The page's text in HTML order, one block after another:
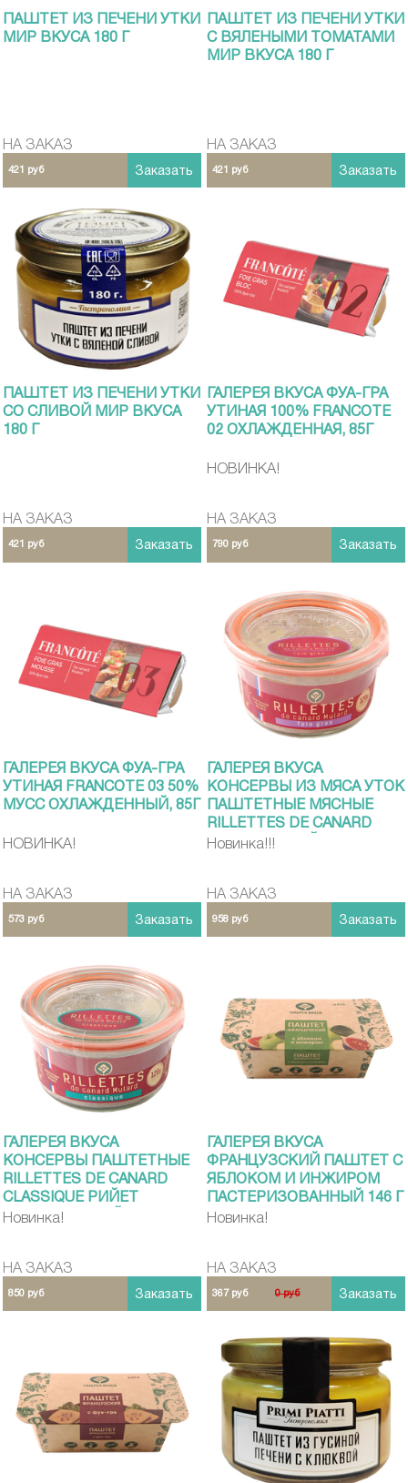
ПАШТЕТ ИЗ ПЕЧЕНИ УТКИ
МИР ВКУСА 180 Г
НА ЗАКАЗ
421 руб Заказать
ПАШТЕТ ИЗ ПЕЧЕНИ УТКИ
С ВЯЛЕНЫМИ ТОМАТАМИ
МИР ВКУСА 180 Г
НА ЗАКАЗ
421 руб Заказать
ПАШТЕТ ИЗ ПЕЧЕНИ УТКИ
СО СЛИВОЙ МИР ВКУСА
180 Г
НА ЗАКАЗ
421 руб Заказать
ГАЛЕРЕЯ ВКУСА ФУА-ГРА
УТИНАЯ 100% FRANCOTE
02 ОХЛАЖДЕННАЯ, 85Г
НОВИНКА!
НА ЗАКАЗ
790 руб Заказать
ГАЛЕРЕЯ ВКУСА ФУА-ГРА
УТИНАЯ FRANCOTE 03 50%
МУСС ОХЛАЖДЕННЫЙ, 85Г
НОВИНКА!
НА ЗАКАЗ
573 руб Заказать
ГАЛЕРЕЯ ВКУСА
КОНСЕРВЫ ИЗ МЯСА УТОК
ПАШТЕТНЫЕ МЯСНЫЕ
RILLETTES DE CANARD
FOIE GRAS РИЙЕТ С ФУА-
Новинка!!!
НА ЗАКАЗ
958 руб Заказать
ГАЛЕРЕЯ ВКУСА
КОНСЕРВЫ ПАШТЕТНЫЕ
RILLETTES DE CANARD
CLASSIQUE РИЙЕТ
КЛАССИЧЕСКИЙ 120Г
Новинка!
НА ЗАКАЗ
850 руб Заказать
ГАЛЕРЕЯ ВКУСА
ФРАНЦУЗСКИЙ ПАШТЕТ С
ЯБЛОКОМ И ИНЖИРОМ
ПАСТЕРИЗОВАННЫЙ 146 Г
Новинка!
НА ЗАКАЗ
367 руб 0 руб Заказать